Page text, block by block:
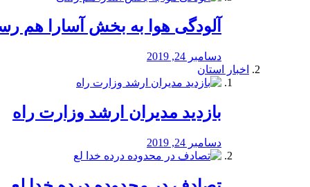
آلودگی هوا به بخش آسارا هم
دسامبر 24, 2019
اخبار استان
بازدید مدیران ارشد وزارت راه
دسامبر 24, 2019